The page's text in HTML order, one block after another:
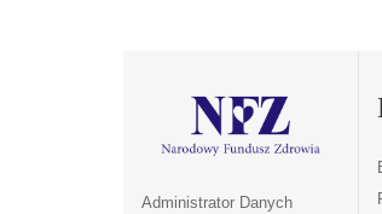
Administrator Danych